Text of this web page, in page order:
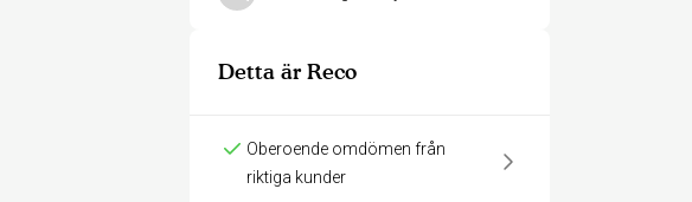
Detta är Reco
Oberoende omdömen från
riktiga kunder